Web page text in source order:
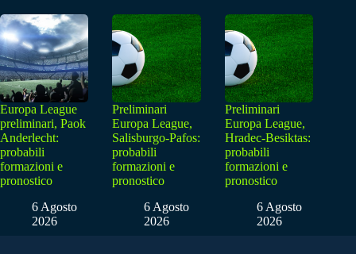
Europa League
preliminari, Paok
Anderlecht:
probabili
formazioni e
pronostico
6 Agosto
2026
Preliminari
Europa League,
Salisburgo-Pafos:
probabili
formazioni e
pronostico
6 Agosto
2026
Preliminari
Europa League,
Hradec-Besiktas:
probabili
formazioni e
pronostico
6 Agosto
2026